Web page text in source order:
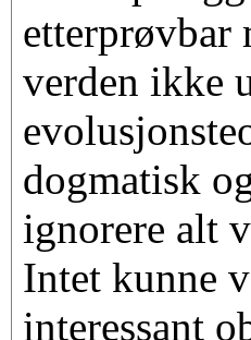
etterprøvbar
verden ikke
dogmatisk
ignorere alt
Intet kunne
interessant